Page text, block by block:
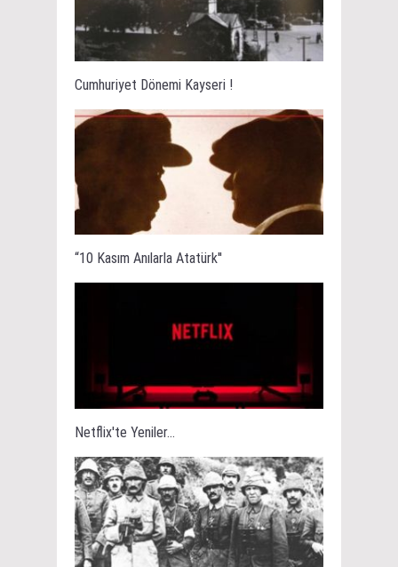
Cumhuriyet Dönemi Kayseri !
“10 Kasım Anılarla Atatürk''
Netflix'te Yeniler...